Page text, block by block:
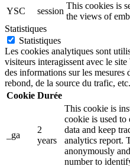
YSC
session
This cookies is
the views of
Statistiques
Statistiques
Les cookies analytiques sont
visiteurs interagissent avec le
des informations sur les
rebond, de la source du trafic, etc.
Cookie Durée
_ga
2
years
This cookie is
cookie is used to
data and keep
analytics report.
anonymously
number to